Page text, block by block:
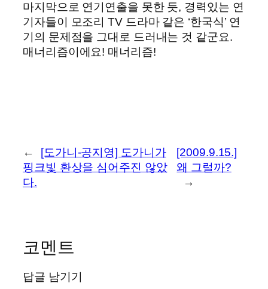
마지막으로 연기연출을 못한 듯, 경력있는 연
기자들이 모조리 TV 드라마 같은 ‘한국식’ 연
기의 문제점을 그대로 드러내는 것 같군요.
매너리즘이에요! 매너리즘!
←
[도가니-공지영] 도가니가
핑크빛 환상을 심어주진 않았
다.
[2009.9.15.]
왜 그럴까?
→
코멘트
답글 남기기